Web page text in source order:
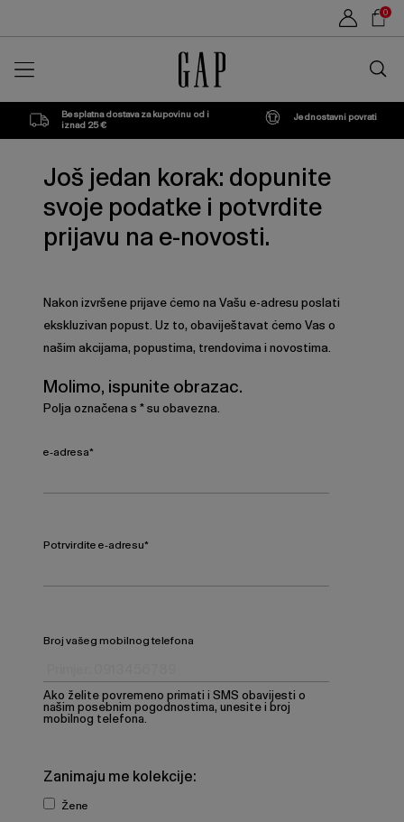
0
trgovini
Besplatna dostava za kupovinu od i
iznad 25 €
Jednostavni povrati
Još jedan korak: dopunite
svoje podatke i potvrdite
prijavu na e-novosti.
Nakon izvršene prijave ćemo na Vašu e-adresu poslati
ekskluzivan popust. Uz to, obaviještavat ćemo Vas o
našim akcijama, popustima, trendovima i novostima.
Molimo, ispunite obrazac.
Polja označena s * su obavezna.
e-adresa*
Potrvirdite e-adresu*
Broj vašeg mobilnog telefona
Ako želite povremeno primati i SMS obavijesti o
našim posebnim pogodnostima, unesite i broj
mobilnog telefona.
Zanimaju me kolekcije:
Žene